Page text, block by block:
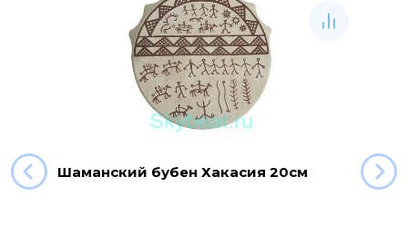
Шаманский бубен Хакасия 20см